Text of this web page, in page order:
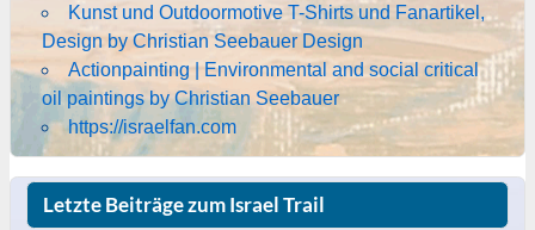
Kunst und Outdoormotive T-Shirts und Fanartikel,
Design by Christian Seebauer Design
Actionpainting | Environmental and social critical
oil paintings by Christian Seebauer
https://israelfan.com
Letzte Beiträge zum Israel Trail